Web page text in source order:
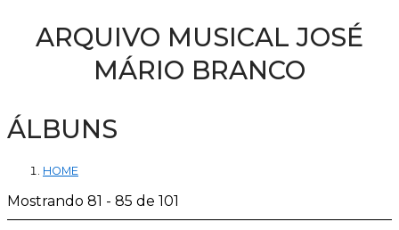
ARQUIVO MUSICAL JOSÉ
MÁRIO BRANCO
ÁLBUNS
HOME
Mostrando 81 - 85 de 101